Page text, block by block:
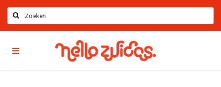
Home
Hello
Zuidas
App